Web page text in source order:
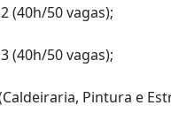
(40h/50 vagas);
(40h/50 vagas);
Pintura e